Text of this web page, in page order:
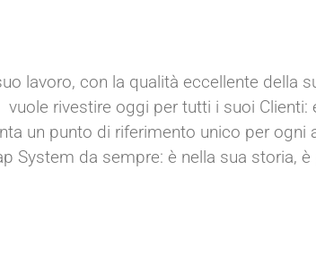
lavoro, con la qualità eccellente della
rivestire oggi per tutti i suoi Clienti:
un punto di riferimento unico per ogni
da sempre: è nella sua storia, è